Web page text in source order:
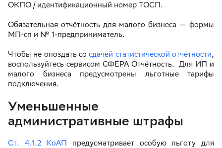
ОКПО / идентификационный номер ТОСП.
Обязательная отчётность для малого бизнеса — формы
МП-сп и № 1-предприниматель.
Чтобы не опоздать сосдачей статистической отчётности,
воспользуйтесь сервисом СФЕРА Отчётность. Для ИП и
малого бизнеса предусмотрены льготные тарифы
подключения.
Уменьшенные
административные штрафы
Ст. 4.1.2 КоАП предусматривает особую льготу для